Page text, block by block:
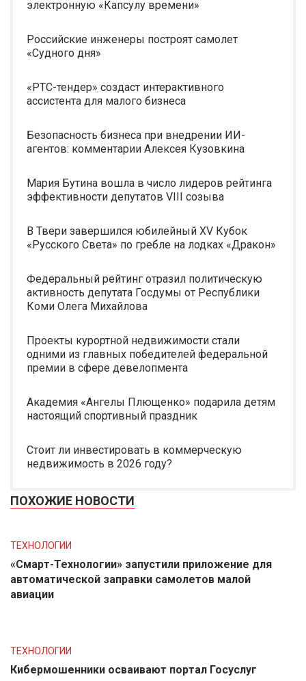
электронную «Капсулу времени»
Российские инженеры построят самолет
«Судного дня»
«РТС-тендер» создаст интерактивного
ассистента для малого бизнеса
Безопасность бизнеса при внедрении ИИ-
агентов: комментарии Алексея Кузовкина
Мария Бутина вошла в число лидеров рейтинга
эффективности депутатов VIII созыва
В Твери завершился юбилейный XV Кубок
«Русского Света» по гребле на лодках «Дракон»
Федеральный рейтинг отразил политическую
активность депутата Госдумы от Республики
Коми Олега Михайлова
Проекты курортной недвижимости стали
одними из главных победителей федеральной
премии в сфере девелопмента
Академия «Ангелы Плющенко» подарила детям
настоящий спортивный праздник
Стоит ли инвестировать в коммерческую
недвижимость в 2026 году?
ПОХОЖИЕ НОВОСТИ
ТЕХНОЛОГИИ
«Смарт-Технологии» запустили приложение для
автоматической заправки самолетов малой
авиации
ТЕХНОЛОГИИ
Кибермошенники осваивают портал Госуслуг